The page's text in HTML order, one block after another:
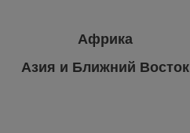
Африка
Азия и Ближний Восток